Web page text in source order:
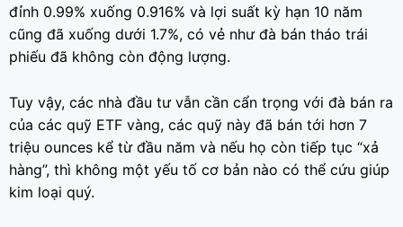
đỉnh 0.99% xuống 0.916% và lợi suất kỳ hạn 10 năm
cũng đã xuống dưới 1.7%, có vẻ như đà bán tháo trái
phiếu đã không còn động lượng.
Tuy vậy, các nhà đầu tư vẫn cần cẩn trọng với đà bán ra
của các quỹ ETF vàng, các quỹ này đã bán tới hơn 7
triệu ounces kể từ đầu năm và nếu họ còn tiếp tục “xả
hàng”, thì không một yếu tố cơ bản nào có thể cứu giúp
kim loại quý.